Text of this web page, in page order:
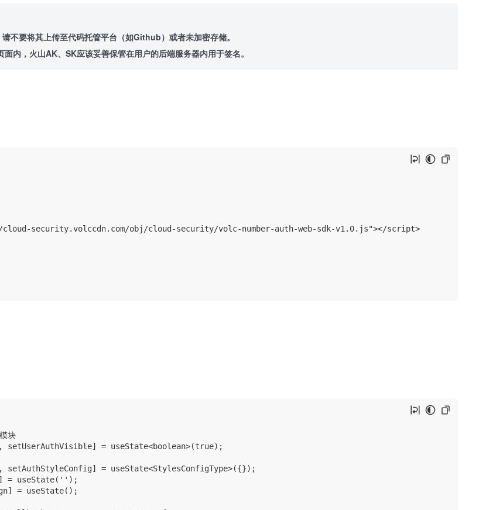
不要将其上传至代码托管平台（如Github）或者未加密存储。
内，火山AK、SK应该妥善保管在用户的后端服务器内用于签名。
security.volccdn.com/obj/cloud-security/volc-number-auth-web-sdk-v1.0.js"></script>
块
setUserAuthVisible] = useState<boolean>(true);
setAuthStyleConfig] = useState<StylesConfigType>({});
= useState('');
= useState();